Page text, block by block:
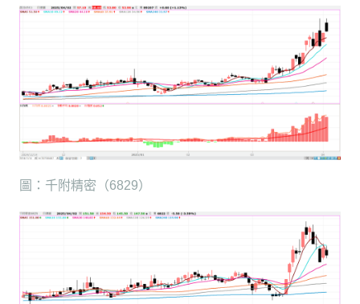
圖：千附精密（6829）